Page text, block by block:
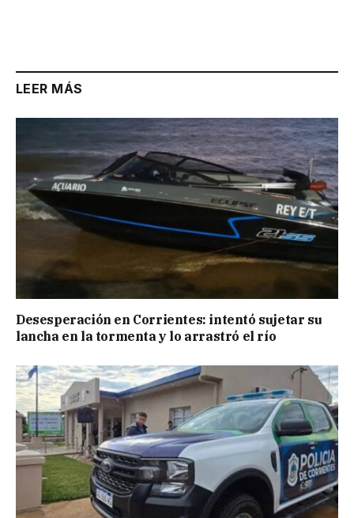
LEER MÁS
Desesperación en Corrientes: intentó sujetar su
lancha en la tormenta y lo arrastró el río